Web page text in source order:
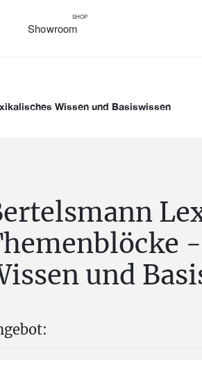
Showroom
SHOP
Wissen und Basiswissen
und